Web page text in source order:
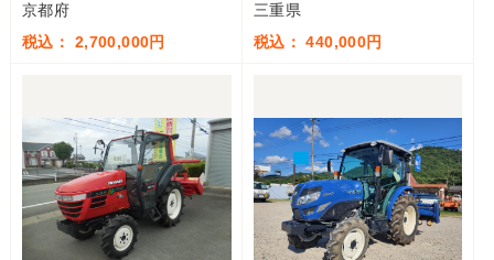
京都府
税込： 2,700,000円
三重県
税込： 440,000円